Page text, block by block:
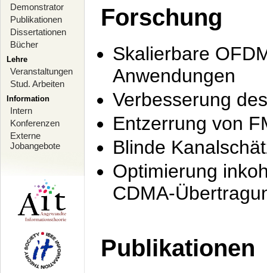
Demonstrator
Publikationen
Dissertationen
Bücher
Lehre
Veranstaltungen
Stud. Arbeiten
Information
Intern
Konferenzen
Externe
Jobangebote
Forschung
Skalierbare
Anwendungen
Verbesserung
Entzerrung von
Blinde
Optimierung
CDMA-
Publikationen